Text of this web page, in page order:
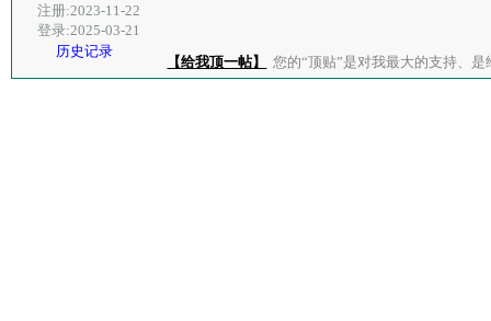
注册:2023-11-22
登录:2025-03-21
历史记录
【给我顶一帖】 您的“顶贴”是对我最大的支持、